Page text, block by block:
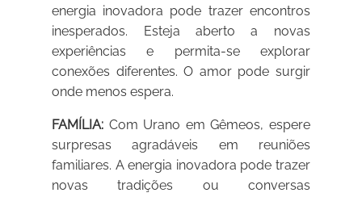
energia inovadora pode trazer encontros
inesperados. Esteja aberto a novas
experiências e permita-se explorar
conexões diferentes. O amor pode surgir
onde menos espera.
FAMÍLIA: Com Urano em Gêmeos, espere
surpresas agradáveis em reuniões
familiares. A energia inovadora pode trazer
novas tradições ou conversas